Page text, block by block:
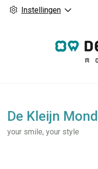
Instellingen
De Kleijn
your smile, your style